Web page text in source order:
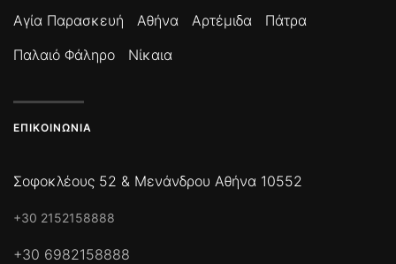
Αγία Παρασκευή
Αθήνα Αρτέμιδα
Πάτρα
Παλαιό Φάληρο
Νίκαια
ΕΠΙΚΟΙΝΩΝΊΑ
Σοφοκλέους 52 & Μενάνδρου Αθήνα 10552
+30 2152158888
+30 6982158888